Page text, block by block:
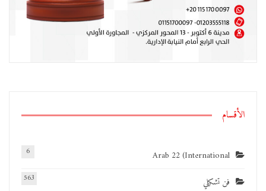
الأقسام
Arab 22 (International
6
فن تشكيلي 563